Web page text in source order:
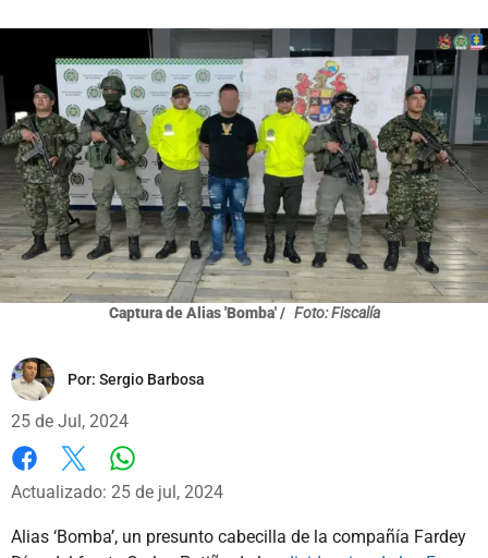
Captura de Alias 'Bomba' / Foto: Fiscalía
Por: Sergio Barbosa
25 de Jul, 2024
Facebook
X
Actualizado: 25 de jul, 2024
Alias ‘Bomba’, un presunto cabecilla de la compañía Fardey